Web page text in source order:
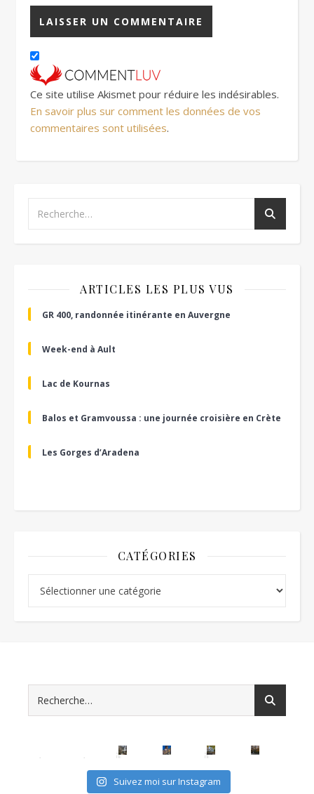
Ce site utilise Akismet pour réduire les indésirables.
En savoir plus sur comment les données de vos
commentaires sont utilisées.
ARTICLES LES PLUS VUS
GR 400, randonnée itinérante en Auvergne
Week-end à Ault
Lac de Kournas
Balos et Gramvoussa : une journée croisière en Crète
Les Gorges d’Aradena
CATÉGORIES
avec les (mini) kids, c'est possible
Suivez moi sur Instagram